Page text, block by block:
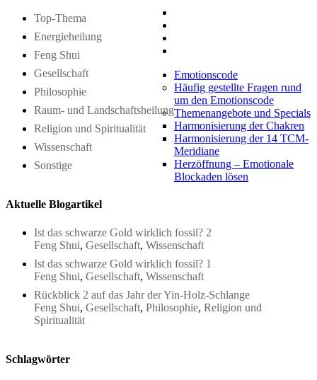
Top-Thema
Energieheilung
Feng Shui
Gesellschaft
Philosophie
Raum- und Landschaftsheilung
Religion und Spiritualität
Wissenschaft
Sonstige
Aktuelle Blogartikel
Ist das schwarze Gold wirklich fossil? 2
Feng Shui, Gesellschaft, Wissenschaft
Ist das schwarze Gold wirklich fossil? 1
Feng Shui, Gesellschaft, Wissenschaft
Rückblick 2 auf das Jahr der Yin-Holz-Schlange
Feng Shui, Gesellschaft, Philosophie, Religion und
Spiritualität
Schlagwörter
Emotionscode
Häufig gestellte Fragen rund
um den Emotionscode
Themenangebote und Specials
Harmonisierung der Chakren
Harmonisierung der 14 TCM-
Meridiane
Herzöffnung – Emotionale
Blockaden lösen